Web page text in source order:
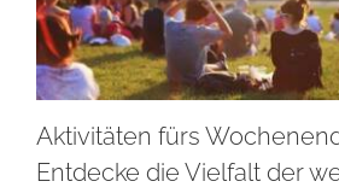
Aktivitäten fürs
Entdecke die Vielfalt der